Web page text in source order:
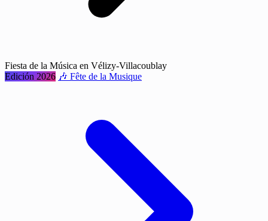
Fiesta de la Música en Vélizy-Villacoublay
Edición 2026 🎶 Fête de la Musique